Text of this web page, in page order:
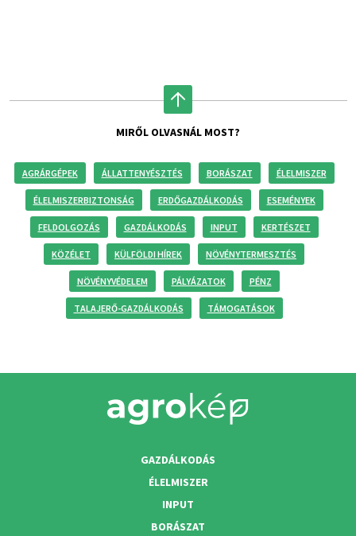
MIRŐL OLVASNÁL MOST?
AGRÁRGÉPEK ÁLLATTENYÉSZTÉS BORÁSZAT ÉLELMISZER
ÉLELMISZERBIZTONSÁG ERDŐGAZDÁLKODÁS ESEMÉNYEK
FELDOLGOZÁS GAZDÁLKODÁS INPUT KERTÉSZET
KÖZÉLET KÜLFÖLDI HÍREK NÖVÉNYTERMESZTÉS
NÖVÉNYVÉDELEM PÁLYÁZATOK PÉNZ
TALAJERŐ-GAZDÁLKODÁS TÁMOGATÁSOK
GAZDÁLKODÁS
ÉLELMISZER
INPUT
BORÁSZAT